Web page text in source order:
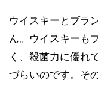
ウイスキーとブラ
ん。ウイスキーも
く、殺菌力に優れ
づらいのです。そ